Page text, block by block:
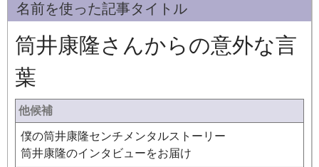
名前を使った記事タイトル
筒井康隆さんからの意外な言
葉
他候補
僕の筒井康隆センチメンタルストーリー
筒井康隆のインタビューをお届け